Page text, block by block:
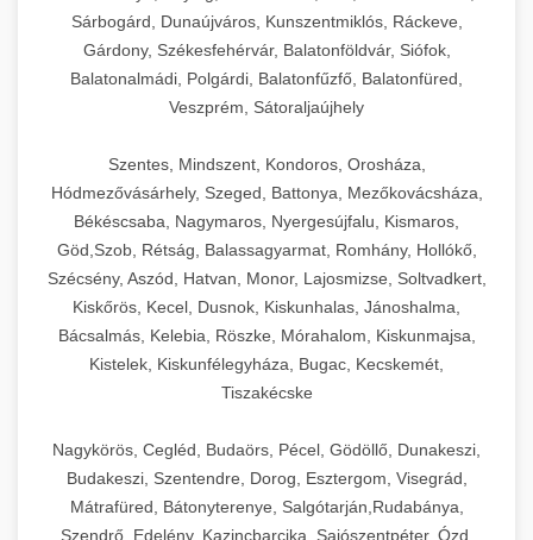
Sárbogárd, Dunaújváros, Kunszentmiklós, Ráckeve,
Gárdony, Székesfehérvár, Balatonföldvár, Siófok,
Balatonalmádi, Polgárdi, Balatonfűzfő, Balatonfüred,
Veszprém, Sátoraljaújhely
Szentes, Mindszent, Kondoros, Orosháza,
Hódmezővásárhely, Szeged, Battonya, Mezőkovácsháza,
Békéscsaba, Nagymaros, Nyergesújfalu, Kismaros,
Göd,Szob, Rétság, Balassagyarmat, Romhány, Hollókő,
Szécsény, Aszód, Hatvan, Monor, Lajosmizse, Soltvadkert,
Kiskőrös, Kecel, Dusnok, Kiskunhalas, Jánoshalma,
Bácsalmás, Kelebia, Röszke, Mórahalom, Kiskunmajsa,
Kistelek, Kiskunfélegyháza, Bugac, Kecskemét,
Tiszakécske
Nagykörös, Cegléd, Budaörs, Pécel, Gödöllő, Dunakeszi,
Budakeszi, Szentendre, Dorog, Esztergom, Visegrád,
Mátrafüred, Bátonyterenye, Salgótarján,Rudabánya,
Szendrő, Edelény, Kazincbarcika, Sajószentpéter, Ózd,